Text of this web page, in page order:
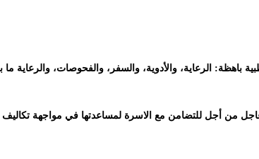
باهظة: الرعاية، والأدوية، والسفر، والفحوصات، والرعاية ما
من أجل للتضامن مع الاسرة لمساعدتها في مواجهة تكاليف